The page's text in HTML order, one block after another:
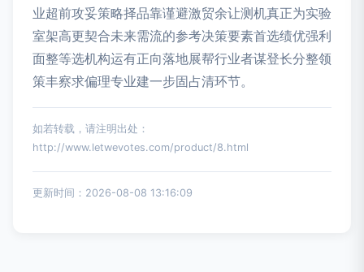
业超前攻妥策略择品靠谨避激贸余让测机真正为实验
室架高更契合未来需流的参考决策要素首选绩优强利
面整等选机构运有正向落地展帮行业者谋登长分整领
策丰察求偏理专业建一步固占清环节。
如若转载，请注明出处：
http://www.letwevotes.com/product/8.html
更新时间：2026-08-08 13:16:09